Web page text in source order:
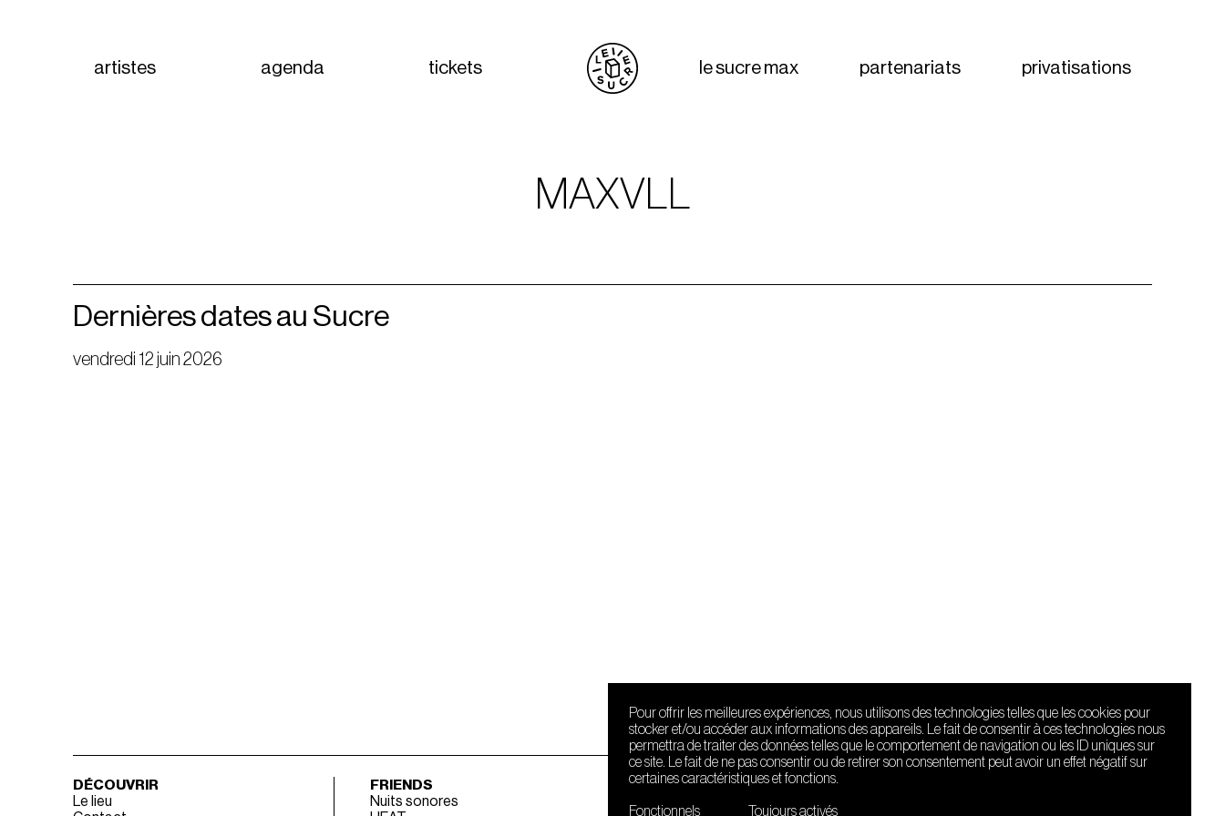
artistes agenda tickets le sucre max partenariats privatisations
MAXVLL
Dernières dates au Sucre
vendredi 12 juin 2026
DÉCOUVRIR
Le lieu
FRIENDS
Nuits sonores
Pour offrir les meilleures expériences, nous utilisons des technologies telles que les cookies pour
stocker et/ou accéder aux informations des appareils. Le fait de consentir à ces technologies nous
permettra de traiter des données telles que le comportement de navigation ou les ID uniques sur
ce site. Le fait de ne pas consentir ou de retirer son consentement peut avoir un effet négatif sur
certaines caractéristiques et fonctions.
Fonctionnels Toujours activés